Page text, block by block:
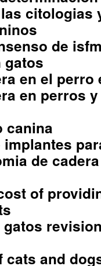
citologias
de
gatos
en el perro
en perros
canina
de cadera
of
cats and